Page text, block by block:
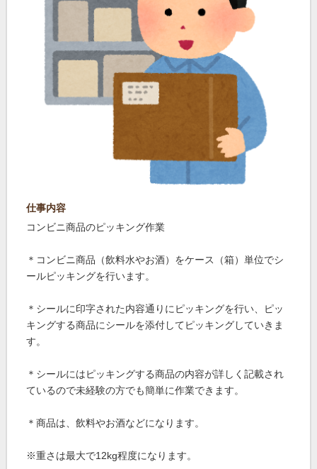
仕事内容
コンビニ商品のピッキング作業
＊コンビニ商品（飲料水やお酒）をケース（箱）単位でシ
ールピッキングを行います。
＊シールに印字された内容通りにピッキングを行い、ピッ
キングする商品にシールを添付してピッキングしていきま
す。
＊シールにはピッキングする商品の内容が詳しく記載され
ているので未経験の方でも簡単に作業できます。
＊商品は、飲料やお酒などになります。
※重さは最大で12kg程度になります。